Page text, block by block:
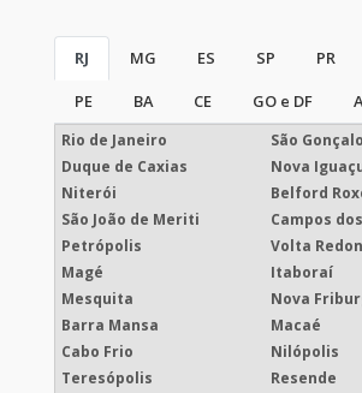
RJ MG ES SP PR
PE
BA CE GO e DF
Rio de Janeiro
São Gonçalo
Duque de Caxias
Nova
Niterói
Belford
São João de Meriti
Campos
Petrópolis
Volta
Magé
Itaboraí
Mesquita
Nova
Barra Mansa
Macaé
Cabo Frio
Nilópolis
Teresópolis
Resende